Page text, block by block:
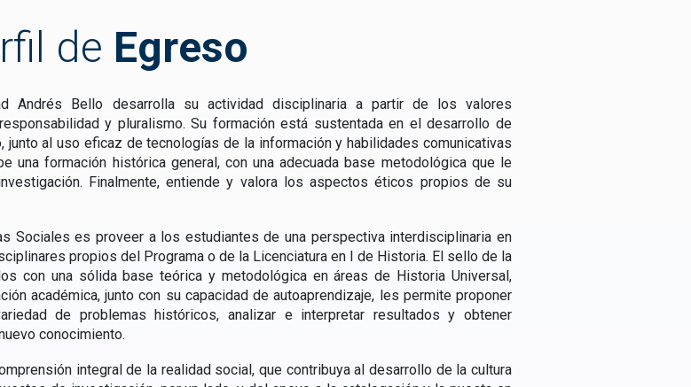
de Egreso
Andrés Bello desarrolla su actividad disciplinaria a partir de los valores
y pluralismo. Su formación está sustentada en el desarrollo de
al uso eficaz de tecnologías de la información y habilidades comunicativas
una formación histórica general, con una adecuada base metodológica que le
Finalmente, entiende y valora los aspectos éticos propios de su
Sociales es proveer a los estudiantes de una perspectiva interdisciplinaria en
propios del Programa o de la Licenciatura en l de Historia. El sello de la
con una sólida base teórica y metodológica en áreas de Historia Universal,
académica, junto con su capacidad de autoaprendizaje, les permite proponer
de problemas históricos, analizar e interpretar resultados y obtener
conocimiento.
integral de la realidad social, que contribuya al desarrollo de la cultura